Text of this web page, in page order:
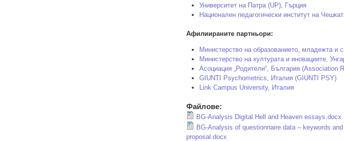
Университет на Патра (UP), Гърция
Национален педагогически институт на
Афилиираните партньори:
Министерство на образованието, младежта и
Министерство на културата и иновациите,
Асоциация „Родители“, България (Association
GIUNTI Psychometrics, Италия (GIUNTI PSY)
Link Campus University, Италия
Файлове:
BG-Analysis Digital Hell and Heaven essays.docx
BG-Analysis of questionnaire data – keywords
proposal.docx